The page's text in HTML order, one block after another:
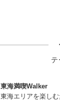
テ
東海満喫Walker
東海エリアを楽し